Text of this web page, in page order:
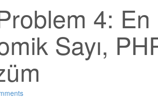
4: En
Sayı,